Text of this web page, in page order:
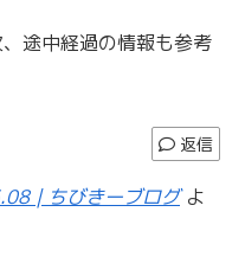
途中経過の情報も参考
返信
| ちびきーブログ よ